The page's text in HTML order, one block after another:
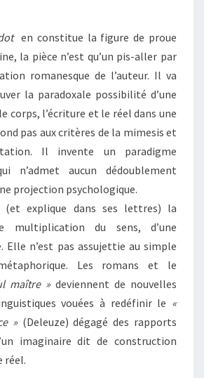
en constitue la figure de proue
la pièce n’est qu’un pis-aller par
romanesque de l’auteur. Il va
la paradoxale possibilité d’une
corps, l’écriture et le réel dans une
pas aux critères de la mimesis et
Il invente un paradigme
n’admet aucun dédoublement
projection psychologique.
(et explique dans ses lettres) la
multiplication du sens, d’une
Elle n’est pas assujettie au simple
Les romans et le
maître »deviennent de nouvelles
vouées à redéfinir le «
»(Deleuze) dégagé des rapports
imaginaire dit de construction
réel.